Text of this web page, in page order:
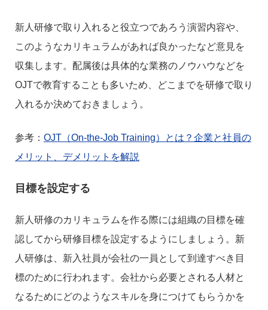
新人研修で取り入れると役立つであろう演習内容や、
このようなカリキュラムがあれば良かったなど意見を
収集します。配属後は具体的な業務のノウハウなどを
OJTで教育することも多いため、どこまでを研修で取り
入れるか決めておきましょう。
参考： OJT（On-the-Job Training）とは？企業と社員の
メリット、デメリットを解説
目標を設定する
新人研修のカリキュラムを作る際には組織の目標を確
認してから研修目標を設定するようにしましょう。新
人研修は、新入社員が会社の一員として到達すべき目
標のために行われます。会社から必要とされる人材と
なるためにどのようなスキルを身につけてもらうかを